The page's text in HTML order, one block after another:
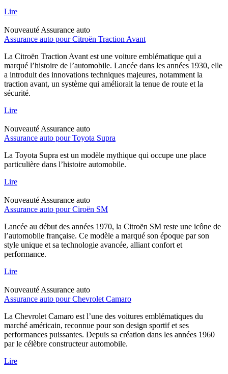
Lire
Nouveauté Assurance auto
Assurance auto pour Citroën Traction Avant
La Citroën Traction Avant est une voiture emblématique qui a
marqué l’histoire de l’automobile. Lancée dans les années 1930, elle
a introduit des innovations techniques majeures, notamment la
traction avant, un système qui améliorait la tenue de route et la
sécurité.
Lire
Nouveauté Assurance auto
Assurance auto pour Toyota Supra
La Toyota Supra est un modèle mythique qui occupe une place
particulière dans l’histoire automobile.
Lire
Nouveauté Assurance auto
Assurance auto pour Ciroën SM
Lancée au début des années 1970, la Citroën SM reste une icône de
l’automobile française. Ce modèle a marqué son époque par son
style unique et sa technologie avancée, alliant confort et
performance.
Lire
Nouveauté Assurance auto
Assurance auto pour Chevrolet Camaro
La Chevrolet Camaro est l’une des voitures emblématiques du
marché américain, reconnue pour son design sportif et ses
performances puissantes. Depuis sa création dans les années 1960
par le célèbre constructeur automobile.
Lire